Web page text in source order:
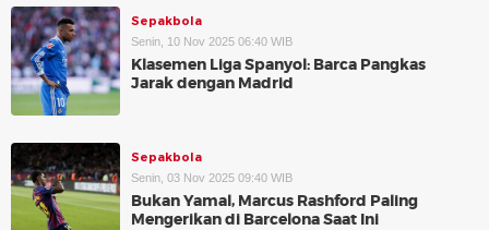
Sepakbola
Senin, 10 Nov 2025 06:40 WIB
Klasemen Liga Spanyol: Barca Pangkas
Jarak dengan Madrid
Sepakbola
Senin, 03 Nov 2025 09:40 WIB
Bukan Yamal, Marcus Rashford Paling
Mengerikan di Barcelona Saat Ini